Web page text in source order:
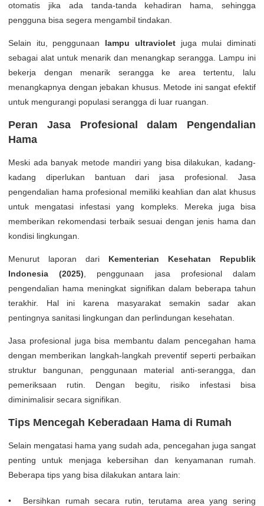
otomatis jika ada tanda-tanda kehadiran hama, sehingga
pengguna bisa segera mengambil tindakan.
Selain itu, penggunaan lampu ultravioletjuga mulai diminati
sebagai alat untuk menarik dan menangkap serangga. Lampu ini
bekerja dengan menarik serangga ke area tertentu, lalu
menangkapnya dengan jebakan khusus. Metode ini sangat efektif
untuk mengurangi populasi serangga di luar ruangan.
Peran Jasa Profesional dalam Pengendalian
Hama
Meski ada banyak metode mandiri yang bisa dilakukan, kadang-
kadang diperlukan bantuan dari jasa profesional. Jasa
pengendalian hama profesional memiliki keahlian dan alat khusus
untuk mengatasi infestasi yang kompleks. Mereka juga bisa
memberikan rekomendasi terbaik sesuai dengan jenis hama dan
kondisi lingkungan.
Menurut laporan dari Kementerian Kesehatan Republik
Indonesia (2025) , penggunaan jasa profesional dalam
pengendalian hama meningkat signifikan dalam beberapa tahun
terakhir. Hal ini karena masyarakat semakin sadar akan
pentingnya sanitasi lingkungan dan perlindungan kesehatan.
Jasa profesional juga bisa membantu dalam pencegahan hama
dengan memberikan langkah-langkah preventif seperti perbaikan
struktur bangunan, penggunaan material anti-serangga, dan
pemeriksaan rutin. Dengan begitu, risiko infestasi bisa
diminimalisir secara signifikan.
Tips Mencegah Keberadaan Hama di Rumah
Selain mengatasi hama yang sudah ada, pencegahan juga sangat
penting untuk menjaga kebersihan dan kenyamanan rumah.
Beberapa tips yang bisa dilakukan antara lain:
Bersihkan rumah secara rutin, terutama area yang sering